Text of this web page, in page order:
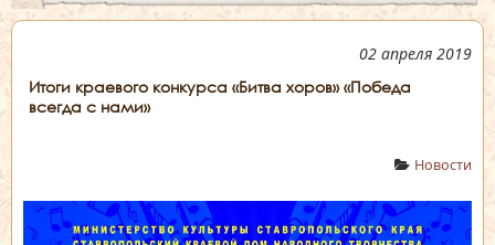
02 апреля 2019
Итоги краевого конкурса «Битва хоров» «Победа
всегда с нами»
Новости